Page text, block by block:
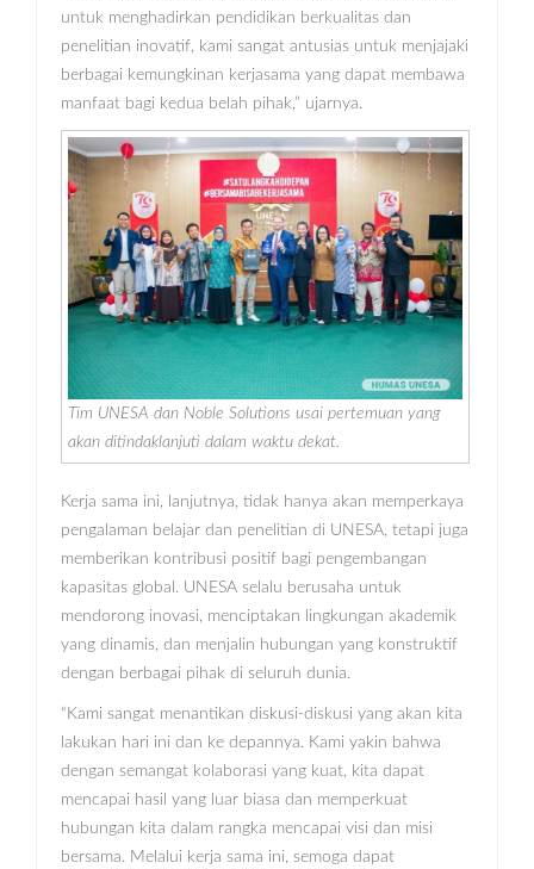
untuk menghadirkan pendidikan berkualitas dan
penelitian inovatif, kami sangat antusias untuk menjajaki
berbagai kemungkinan kerjasama yang dapat membawa
manfaat bagi kedua belah pihak,” ujarnya.
Tim UNESA dan Noble Solutions usai pertemuan yang
akan ditindaklanjuti dalam waktu dekat.
Kerja sama ini, lanjutnya, tidak hanya akan memperkaya
pengalaman belajar dan penelitian di UNESA, tetapi juga
memberikan kontribusi positif bagi pengembangan
kapasitas global. UNESA selalu berusaha untuk
mendorong inovasi, menciptakan lingkungan akademik
yang dinamis, dan menjalin hubungan yang konstruktif
dengan berbagai pihak di seluruh dunia.
“Kami sangat menantikan diskusi-diskusi yang akan kita
lakukan hari ini dan ke depannya. Kami yakin bahwa
dengan semangat kolaborasi yang kuat, kita dapat
mencapai hasil yang luar biasa dan memperkuat
hubungan kita dalam rangka mencapai visi dan misi
bersama. Melalui kerja sama ini, semoga dapat